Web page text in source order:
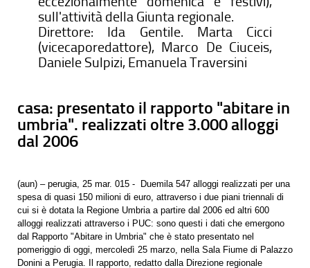
sull'attività della Giunta regionale.
Direttore: Ida Gentile. Marta Cicci
(vicecaporedattore), Marco De Ciuceis,
Daniele Sulpizi, Emanuela Traversini
casa: presentato il rapporto "abitare in
umbria". realizzati oltre 3.000 alloggi
dal 2006
(aun) – perugia, 25 mar. 015 - Duemila 547 alloggi realizzati per una
spesa di quasi 150 milioni di euro, attraverso i due piani triennali di
cui si è dotata la Regione Umbria a partire dal 2006 ed altri 600
alloggi realizzati attraverso i PUC: sono questi i dati che emergono
dal Rapporto "Abitare in Umbria" che è stato presentato nel
pomeriggio di oggi, mercoledì 25 marzo, nella Sala Fiume di Palazzo
Donini a Perugia. Il rapporto, redatto dalla Direzione regionale